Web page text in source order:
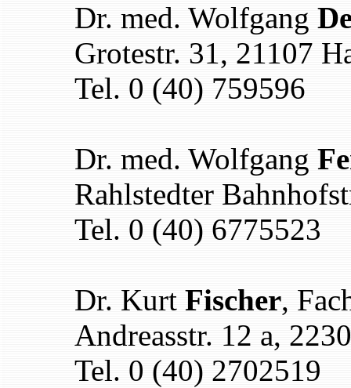
Dr. med. Wolfgang
Grotestr. 31, 21107
Tel. 0 (40) 759596
Dr. med. Wolfgang
Rahlstedter
Tel. 0 (40) 6775523
Dr. Kurt Fischer,
Andreasstr. 12 a,
Tel. 0 (40) 2702519